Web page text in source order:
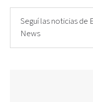
Seguí las noticias de
News